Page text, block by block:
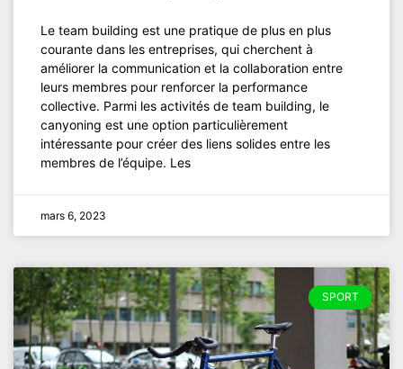
Le team building est une pratique de plus en plus
courante dans les entreprises, qui cherchent à
améliorer la communication et la collaboration entre
leurs membres pour renforcer la performance
collective. Parmi les activités de team building, le
canyoning est une option particulièrement
intéressante pour créer des liens solides entre les
membres de l’équipe. Les
mars 6, 2023
SPORT